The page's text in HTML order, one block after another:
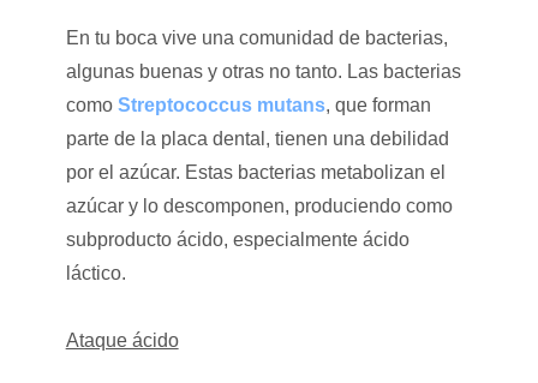
En tu boca vive una comunidad de bacterias,
algunas buenas y otras no tanto. Las bacterias
como Streptococcus mutans, que forman
parte de la placa dental, tienen una debilidad
por el azúcar. Estas bacterias metabolizan el
azúcar y lo descomponen, produciendo como
subproducto ácido, especialmente ácido
láctico.
Ataque ácido